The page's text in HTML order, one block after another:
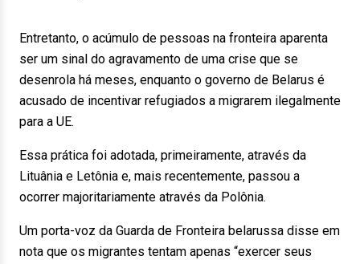
Entretanto, o acúmulo de pessoas na fronteira aparenta
ser um sinal do agravamento de uma crise que se
desenrola há meses, enquanto o governo de Belarus é
acusado de incentivar refugiados a migrarem ilegalmente
para a UE.
Essa prática foi adotada, primeiramente, através da
Lituânia e Letônia e, mais recentemente, passou a
ocorrer majoritariamente através da Polônia.
Um porta-voz da Guarda de Fronteira belarussa disse em
nota que os migrantes tentam apenas “exercer seus